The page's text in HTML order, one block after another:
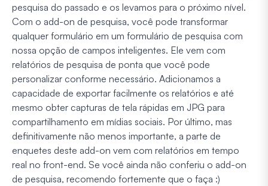
pesquisa do passado e os levamos para o próximo nível.
Com o add-on de pesquisa, você pode transformar
qualquer formulário em um formulário de pesquisa com
nossa opção de campos inteligentes. Ele vem com
relatórios de pesquisa de ponta que você pode
personalizar conforme necessário. Adicionamos a
capacidade de exportar facilmente os relatórios e até
mesmo obter capturas de tela rápidas em JPG para
compartilhamento em mídias sociais. Por último, mas
definitivamente não menos importante, a parte de
enquetes deste add-on vem com relatórios em tempo
real no front-end. Se você ainda não conferiu o add-on
de pesquisa, recomendo fortemente que o faça :)